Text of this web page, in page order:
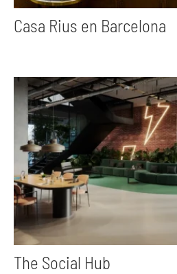
Casa Rius en Barcelona
The Social Hub